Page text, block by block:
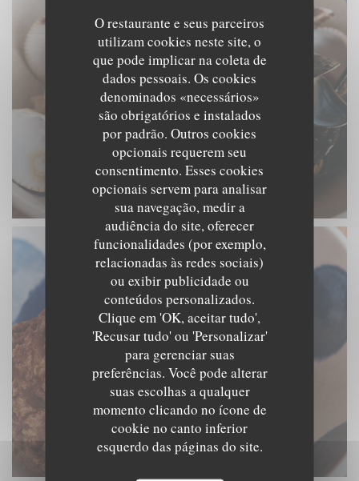
O restaurante e seus parceiros
utilizam cookies neste site, o
que pode implicar na coleta de
dados pessoais. Os cookies
denominados «necessários»
são obrigatórios e instalados
por padrão. Outros cookies
opcionais requerem seu
consentimento. Esses cookies
opcionais servem para analisar
sua navegação, medir a
audiência do site, oferecer
funcionalidades (por exemplo,
relacionadas às redes sociais)
ou exibir publicidade ou
conteúdos personalizados.
Clique em 'OK, aceitar tudo',
'Recusar tudo' ou 'Personalizar'
para gerenciar suas
preferências. Você pode alterar
suas escolhas a qualquer
momento clicando no ícone de
cookie no canto inferior
esquerdo das páginas do site.